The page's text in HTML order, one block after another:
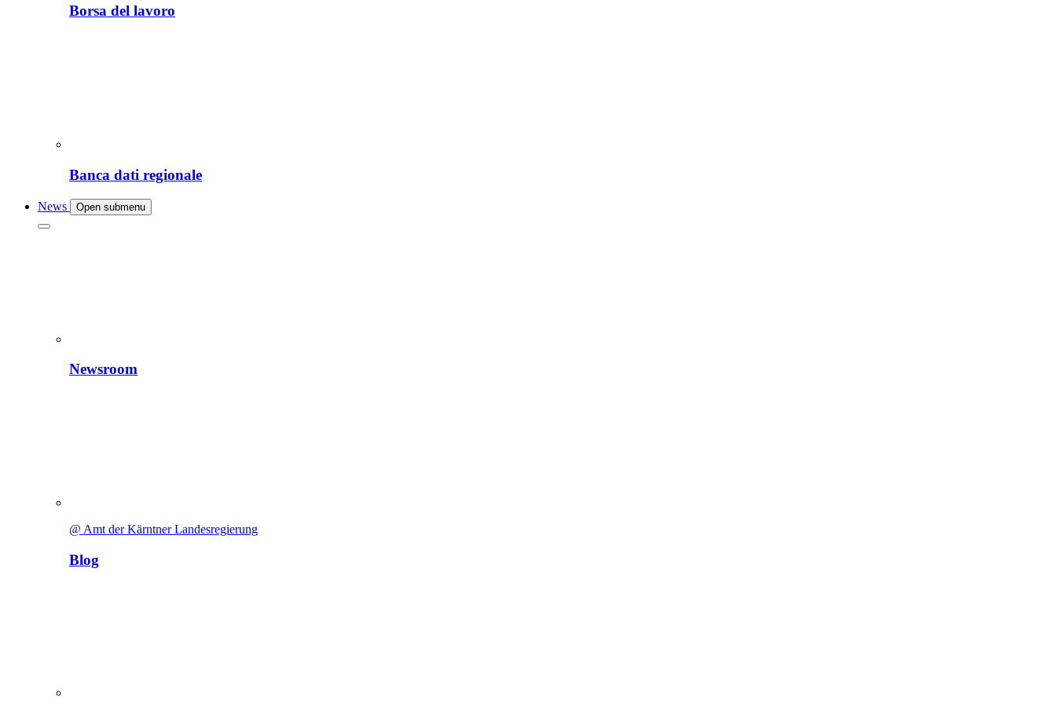
Borsa del lavoro
Banca dati regionale
News Open submenu
Newsroom
@ Amt der Kärntner Landesregierung
Blog